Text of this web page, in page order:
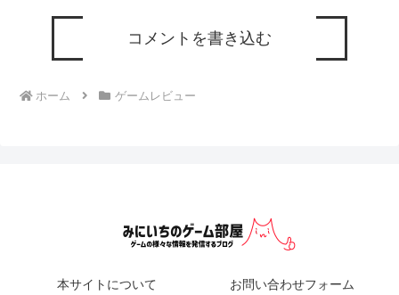
コメントを書き込む
ホーム ゲームレビュー
本サイトについて お問い合わせフォーム